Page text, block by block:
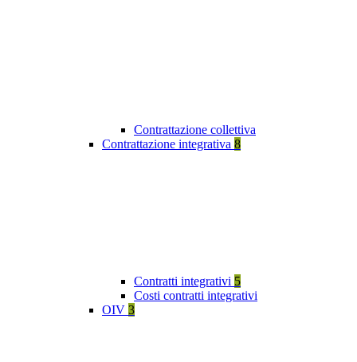
Contrattazione collettiva
Contrattazione integrativa 8
Contratti integrativi 5
Costi contratti integrativi
OIV 3